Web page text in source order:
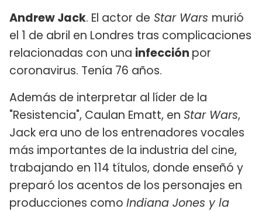
Andrew Jack. El actor de Star Wars murió
el 1 de abril en Londres tras complicaciones
relacionadas con una infección por
coronavirus. Tenía 76 años.
Además de interpretar al líder de la
"Resistencia", Caulan Ematt, en Star Wars,
Jack era uno de los entrenadores vocales
más importantes de la industria del cine,
trabajando en 114 títulos, donde enseñó y
preparó los acentos de los personajes en
producciones como Indiana Jones y la